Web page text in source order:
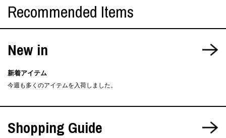
Recommended Items
New in
新着アイテム
今週も多くのアイテムを入荷しました。
Shopping Guide